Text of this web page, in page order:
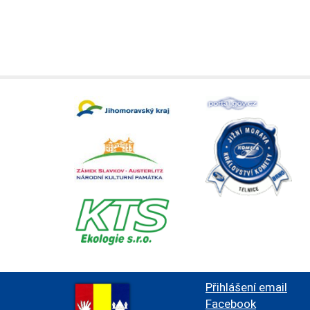
Přihlášení email
Facebook